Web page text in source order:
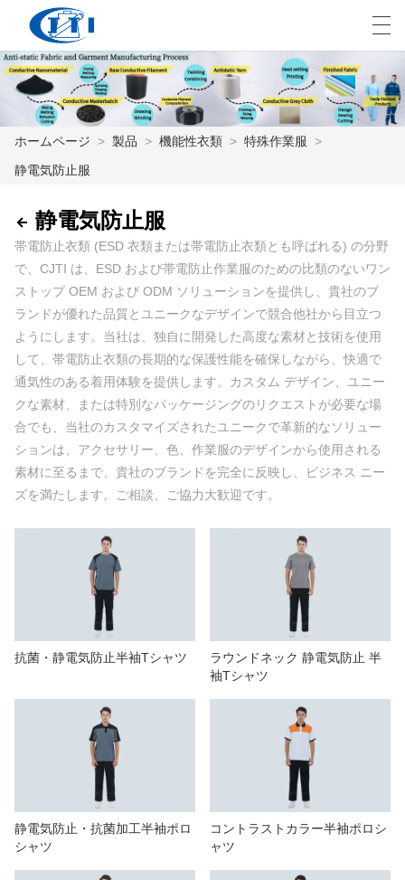
ホームページ
製品
カスタマイズ
私たちについて
ニュース
業界
ビデオ
العربية česky Deutsch English
ホームページ > 製品 > 機能性衣類 > 特殊作業服 >
静電気防止服
静電気防止服
帯電防止衣類 (ESD 衣類または帯電防止衣類とも呼ばれる) の分野
で、CJTI は、ESD および帯電防止作業服のための比類のないワン
ストップ OEM および ODM ソリューションを提供し、貴社のブ
ランドが優れた品質とユニークなデザインで競合他社から目立つ
ようにします。当社は、独自に開発した高度な素材と技術を使用
して、帯電防止衣類の長期的な保護性能を確保しながら、快適で
通気性のある着用体験を提供します。カスタム デザイン、ユニー
クな素材、または特別なパッケージングのリクエストが必要な場
合でも、当社のカスタマイズされたユニークで革新的なソリュー
ションは、アクセサリー、色、作業服のデザインから使用される
素材に至るまで、貴社のブランドを完全に反映し、ビジネス ニー
ズを満たします。ご相談、ご協力大歓迎です。
抗菌・静電気防止半袖Tシャツ
ラウンドネック 静電気防止 半
袖Tシャツ
静電気防止・抗菌加工半袖ポロ
シャツ
コントラストカラー半袖ポロシ
ャツ